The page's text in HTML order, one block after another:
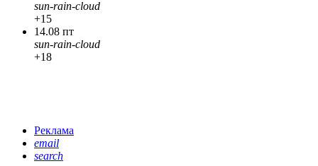
sun-rain-cloud
+15
14.08 пт
sun-rain-cloud
+18
Реклама
email
search